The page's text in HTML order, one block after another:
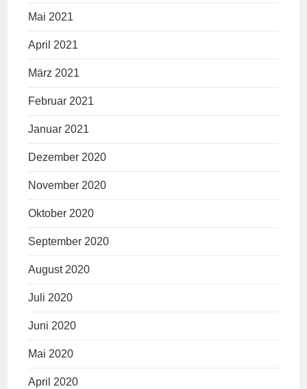
Mai 2021
April 2021
März 2021
Februar 2021
Januar 2021
Dezember 2020
November 2020
Oktober 2020
September 2020
August 2020
Juli 2020
Juni 2020
Mai 2020
April 2020